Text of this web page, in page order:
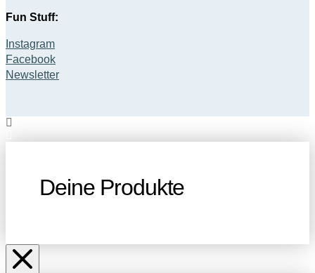
Fun Stuff:
Instagram
Facebook
Newsletter
Deine Produkte